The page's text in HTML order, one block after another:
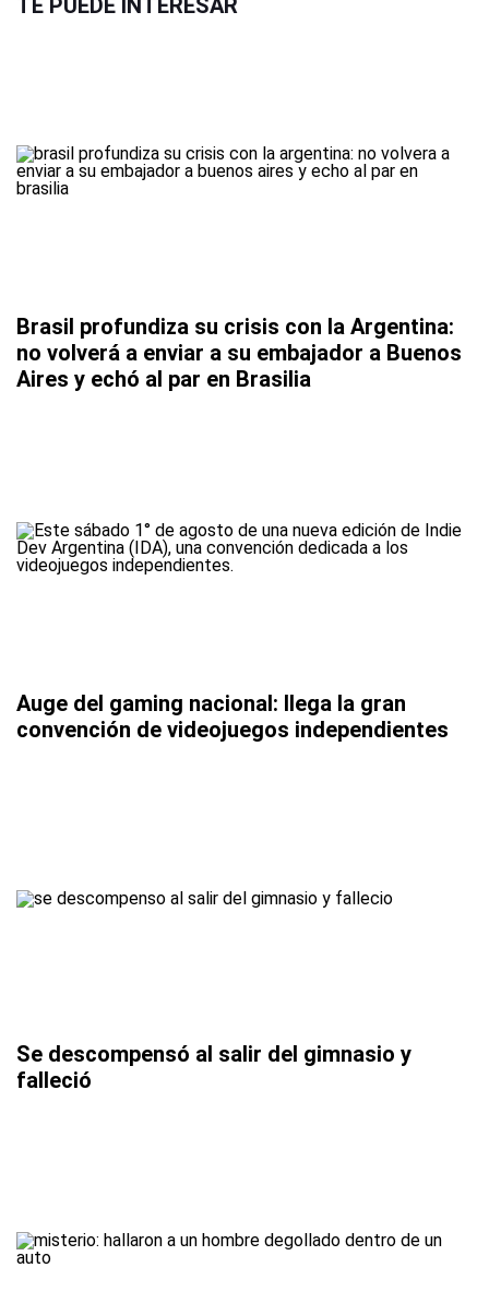
TE PUEDE INTERESAR
Brasil profundiza su crisis con la Argentina:
no volverá a enviar a su embajador a Buenos
Aires y echó al par en Brasilia
Auge del gaming nacional: llega la gran
convención de videojuegos independientes
Se descompensó al salir del gimnasio y
falleció